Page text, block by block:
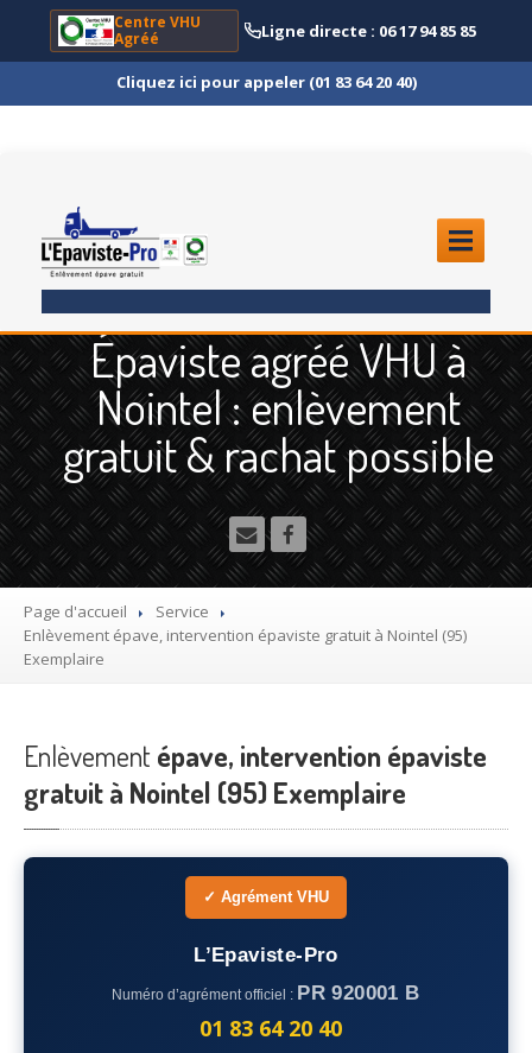
Centre VHU
Agréé
Ligne directe : 06 17 94 85 85
Cliquez ici pour appeler (01 83 64 20 40)
ENLÈVEMENTÉPAVE
Quoi ?
Scooteret Moto
Camion
et Poids Lourd
Utilitaire
Démolisseuragrée VHU gratuit
Mettre
Recyclagevoiture usagée gratuit
Destructionde voiture agréé
voiture accidentée
75– Paris
Épaviste agréé VHU à
Nointel : enlèvement
gratuit & rachat possible
Page d'accueil
Service
Enlèvement épave, intervention épaviste gratuit à Nointel (95)
Exemplaire
Enlèvement épave, intervention épaviste
gratuit à Nointel (95) Exemplaire
✓ Agrément VHU
L’Epaviste-Pro
Numéro d’agrément officiel : PR 920001 B
01 83 64 20 40